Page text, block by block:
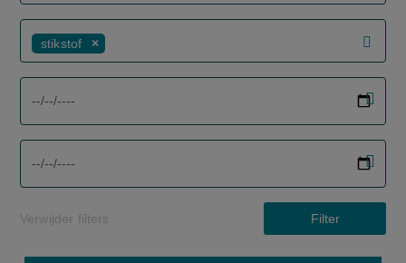
stikstof
Verwijder filters Filter